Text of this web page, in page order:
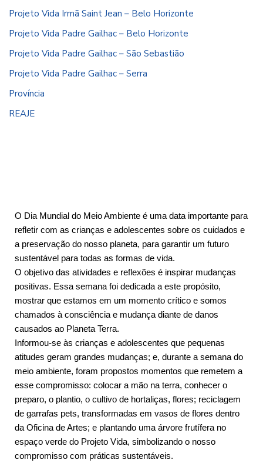
Projeto Vida Irmã Saint Jean – Belo Horizonte
Projeto Vida Padre Gailhac – Belo Horizonte
Projeto Vida Padre Gailhac – São Sebastião
Projeto Vida Padre Gailhac – Serra
Província
REAJE
O Dia Mundial do Meio Ambiente é uma data importante para
refletir com as crianças e adolescentes sobre os cuidados e
a preservação do nosso planeta, para garantir um futuro
sustentável para todas as formas de vida.
O objetivo das atividades e reflexões é inspirar mudanças
positivas. Essa semana foi dedicada a este propósito,
mostrar que estamos em um momento crítico e somos
chamados à consciência e mudança diante de danos
causados ao Planeta Terra.
Informou-se às crianças e adolescentes que pequenas
atitudes geram grandes mudanças; e, durante a semana do
meio ambiente, foram propostos momentos que remetem a
esse compromisso: colocar a mão na terra, conhecer o
preparo, o plantio, o cultivo de hortaliças, flores; reciclagem
de garrafas pets, transformadas em vasos de flores dentro
da Oficina de Artes; e plantando uma árvore frutífera no
espaço verde do Projeto Vida, simbolizando o nosso
compromisso com práticas sustentáveis.